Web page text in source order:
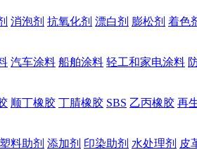
消泡剂 抗氧化剂 漂白剂 膨松剂 着色
汽车涂料 船舶涂料 轻工和家电涂料
顺丁橡胶 丁腈橡胶 SBS 乙丙橡胶 再
塑料助剂 添加剂 印染助剂 水处理剂 皮